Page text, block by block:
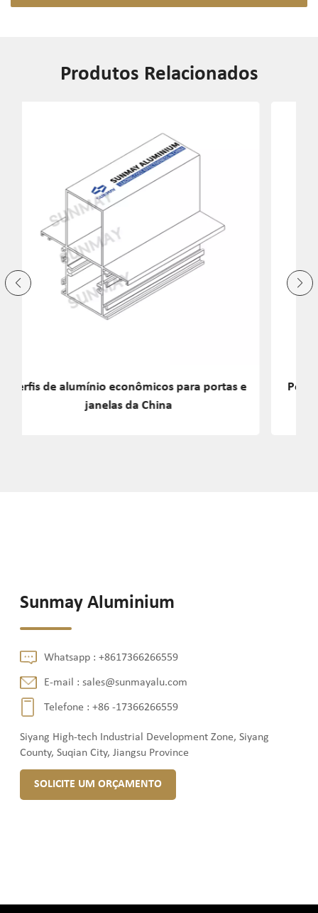
Produtos Relacionados
Perfil de extrusão de alumínio para batente
de porta
Sunmay Aluminium
Whatsapp :+8617366266559
E-mail :sales@sunmayalu.com
Telefone :+86 -17366266559
Siyang High-tech Industrial Development Zone, Siyang
County, Suqian City, Jiangsu Province
SOLICITE UM ORÇAMENTO